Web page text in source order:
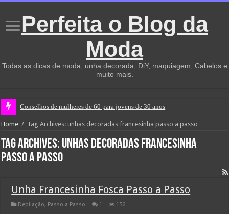
Perfeita o Blog da
Moda
Todas as dicas de moda, unha decorada, DiY, maquiagem, Cabelos e
muito mais.
Conselhos de mulheres de 60 para jovens de 30 anos
Home / Tag Archives: unhas decoradas francesinha passo a passo
Tag Archives: unhas decoradas francesinha
passo a passo
Unha Francesinha Fosca Passo a Passo
Depilação, Passo a Passo 1 156